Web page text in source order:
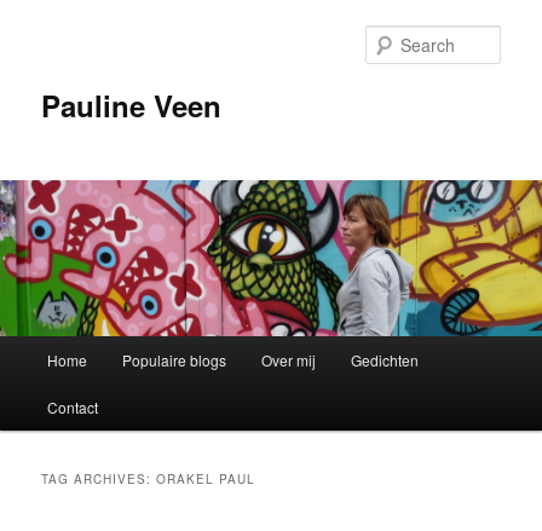
Pauline Veen
Skip
to
Skip
to
Home Populaire blogs Over mij Gedichten
Contact
TAG ARCHIVES:ORAKEL PAUL